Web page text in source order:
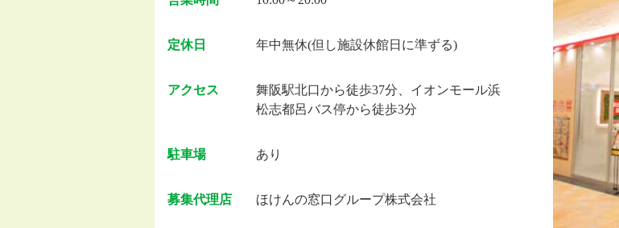
定休日 年中無休(但し施設休館日に準ずる)
アクセス
舞阪駅北口から徒歩37分、イオンモール浜
松志都呂バス停から徒歩3分
駐車場 あり
募集代理店 ほけんの窓口グループ株式会社